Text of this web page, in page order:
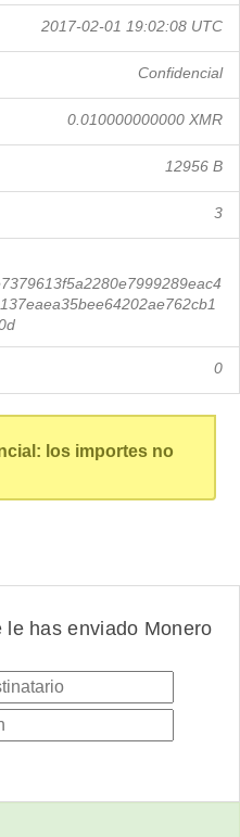
2017-02-01 19:02:08 UTC
Confidencial
0.010000000000 XMR
12956 B
3
0
los importes no
has enviado Monero